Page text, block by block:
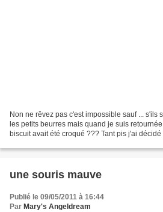
Non ne rêvez pas c'est impossible sauf ... s'ils
les petits beurres mais quand je suis
biscuit avait été croqué ??? Tant pis j'ai
une souris mauve
Publié le 09/05/2011 à 16:44
Par Mary's Angeldream